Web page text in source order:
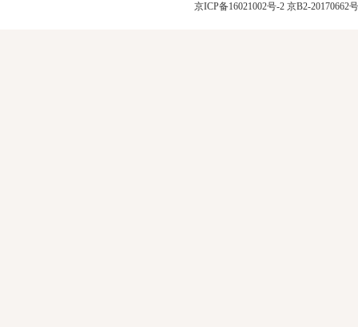
京ICP备16021002号-2京B2-20170662